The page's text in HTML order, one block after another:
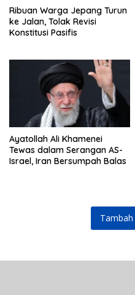
Ribuan Warga Jepang Turun
ke Jalan, Tolak Revisi
Konstitusi Pasifis
Ayatollah Ali Khamenei
Tewas dalam Serangan AS-
Israel, Iran Bersumpah Balas